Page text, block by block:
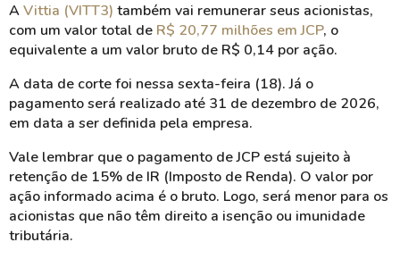
AVittia (VITT3) também vai remunerar seus acionistas,
com um valor total de R$ 20,77 milhões em JCP, o
equivalente a um valor bruto de R$ 0,14 por ação.
A data de corte foi nessa sexta-feira (18). Já o
pagamento será realizado até 31 de dezembro de 2026,
em data a ser definida pela empresa.
Vale lembrar que o pagamento de JCP está sujeito à
retenção de 15% de IR (Imposto de Renda). O valor por
ação informado acima é o bruto. Logo, será menor para os
acionistas que não têm direito a isenção ou imunidade
tributária.